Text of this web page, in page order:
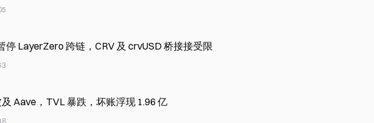
停 LayerZero 跨链，CRV 及 crvUSD 桥接接受限
Aave，TVL 暴跌，坏账浮现 1.96 亿